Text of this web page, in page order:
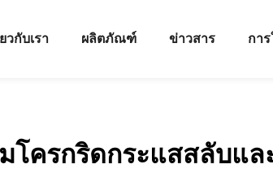
วกับเรา ผลิตภัณฑ์ ข่าวสาร กา
โครกริดกระแสสลับแล